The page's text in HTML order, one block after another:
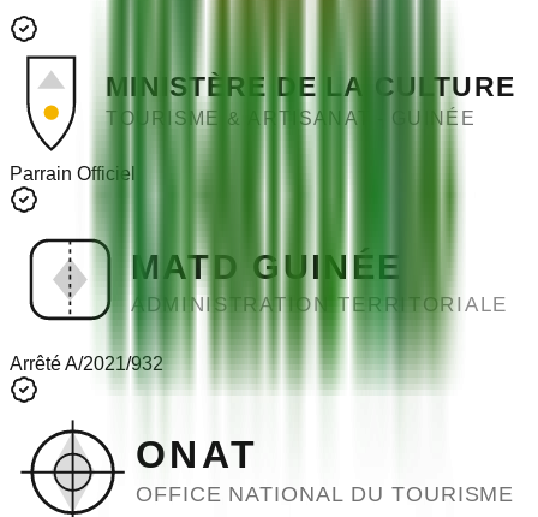
MINISTÈRE DE LA CULTURE
TOURISME & ARTISANAT - GUINÉE
Parrain Officiel
MATD GUINÉE
ADMINISTRATION TERRITORIALE
Arrêté A/2021/932
ONAT
OFFICE NATIONAL DU TOURISME